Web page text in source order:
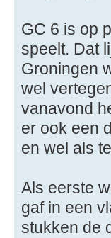
GC 6 is op
speelt. Dat
Groningen
wel
vanavond
er ook een
en wel als
Als eerste
gaf in een
stukken de